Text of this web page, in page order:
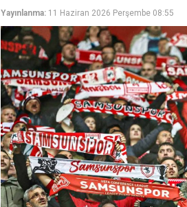
Yayınlanma: 11 Haziran 2026 Perşembe 08:55